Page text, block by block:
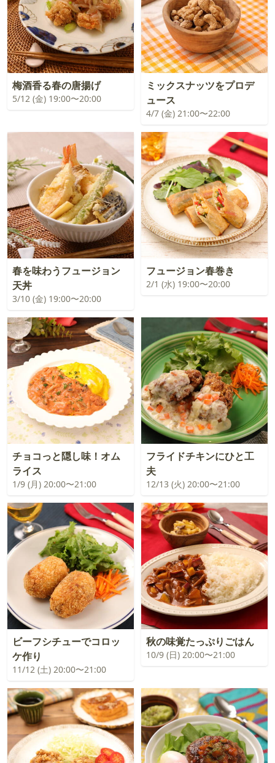
梅酒香る春の唐揚げ
5/12 (金) 19:00〜20:00
ミックスナッツをプロデ
ュース
4/7 (金) 21:00〜22:00
春を味わうフュージョン
天丼
3/10 (金) 19:00〜20:00
フュージョン春巻き
2/1 (水) 19:00〜20:00
チョコっと隠し味！オム
ライス
1/9 (月) 20:00〜21:00
フライドチキンにひと工
夫
12/13 (火) 20:00〜21:00
ビーフシチューでコロッ
ケ作り
11/12 (土) 20:00〜21:00
秋の味覚たっぷりごはん
10/9 (日) 20:00〜21:00